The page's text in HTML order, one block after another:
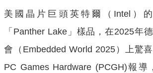
美國晶片巨頭英特爾（Intel）
「Panther Lake」樣品，在2025年
會（Embedded World 2025）上驚
PC Games Hardware (PCGH)報